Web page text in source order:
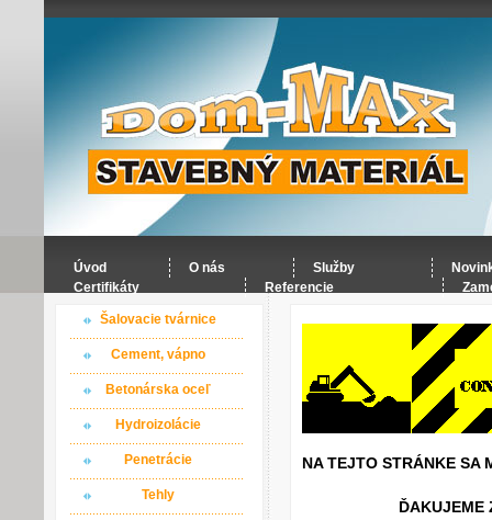
Úvod O nás Služby
Certifikáty
Referencie
Šalovacie tvárnice
Cement, vápno
Betonárska oceľ
Hydroizolácie
Penetrácie
Tehly
NA TEJTO STRÁNKE SA
ĎAKUJEME ZA